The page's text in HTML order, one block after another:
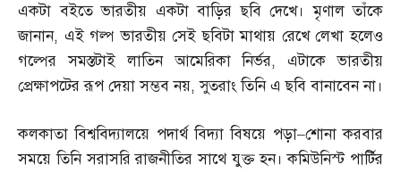
একটা বইতে ভারতীয় একটা বাড়ির ছবি দেখে। মৃণাল তাঁকে
জানান, এই গল্প ভারতীয় সেই ছবিটা মাথায় রেখে লেখা হলেও
গল্পের সমস্তটাই লাতিন আমেরিকা নির্ভর,এটাকে ভারতীয়
প্রেক্ষাপটের রূপ দেয়া সম্ভব নয়,সুতরাং তিনি এ ছবি বানাবেন না।
কলকাতা বিশ্ববিদ্যালয়ে পদার্থ বিদ্যা বিষয়ে পড়া–শোনা করবার
সময়ে তিনি সরাসরি রাজনীতির সাথে যুক্ত হন। কমিউনিস্ট পার্টির